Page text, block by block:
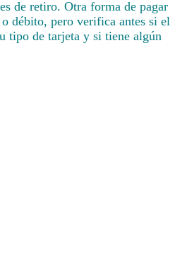
de retiro. Otra forma de pagar
débito, pero verifica antes si el
tipo de tarjeta y si tiene algún